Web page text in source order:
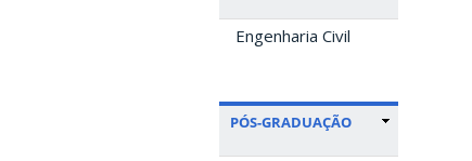
Engenharia Civil
PÓS-GRADUAÇÃO